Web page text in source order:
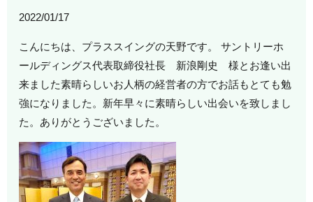
2022/01/17
こんにちは、プラススイングの天野です。 サントリーホ
ールディングス代表取締役社長 新浪剛史 様とお逢い出
来ました素晴らしいお人柄の経営者の方でお話もとても勉
強になりました。新年早々に素晴らしい出会いを致しまし
た。ありがとうございました。